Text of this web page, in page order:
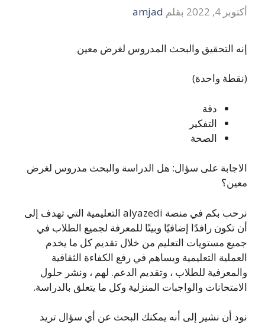
أكتوبر 4, 2022 بقلم amjad
إنه التحقيق والبحث المدروس لغرض معين
(نقطة واحدة)
دقة
التفكير
الصحة
الاجابة على سؤال: هل الدراسة والبحث مدروس لغرض
معين؟
نرحب بكم في منصة alyazedi التعليمية التي تهدف إلى
أن تكون رافدًا إضافيًا وبيتًا للمعرفة لجميع الطلاب في
جميع مستويات التعليم من خلال تقديم كل ما يخدم
العملية التعليمية ويساهم في رفع الكفاءة الثقافية
والمعرفية للطلاب ، وتقديم الدعم. لهم ، ونشر حلول
الامتحانات والواجبات المنزلية وكل ما يتعلق بالدراسة.
نود أن نشير إلى أنه يمكنك البحث عن أي سؤال تريد